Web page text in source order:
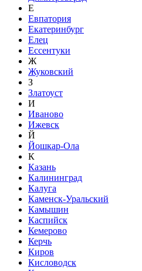
Е
Евпатория
Екатеринбург
Елец
Ессентуки
Ж
Жуковский
З
Златоуст
И
Иваново
Ижевск
Й
Йошкар-Ола
К
Казань
Калининград
Калуга
Каменск-Уральский
Камышин
Каспийск
Кемерово
Керчь
Киров
Кисловодск